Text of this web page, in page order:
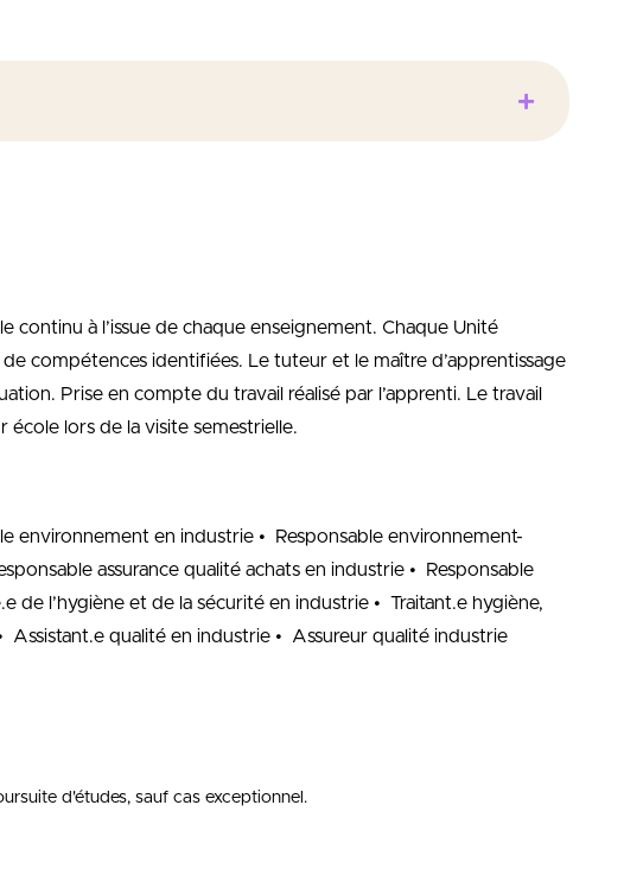
continu à l’issue de chaque enseignement. Chaque Unité
compétences identifiées. Le tuteur et le maître d’apprentissage
Prise en compte du travail réalisé par l’apprenti. Le travail
école lors de la visite semestrielle.
environnement en industrie • Responsable environnement-
assurance qualité achats en industrie • Responsable
de l’hygiène et de la sécurité en industrie • Traitant.e hygiène,
qualité en industrie • Assureur qualité industrie
d'études, sauf cas exceptionnel.